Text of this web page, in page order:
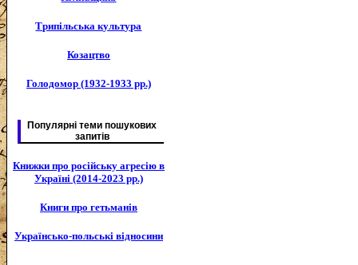
Трипільська культура
Козацтво
Голодомор (1932-1933 рр.)
Популярні теми пошукових
запитів
Книжки про російську агресію в
Україні (2014-2023 рр.)
Книги про гетьманів
Українсько-польські відносини